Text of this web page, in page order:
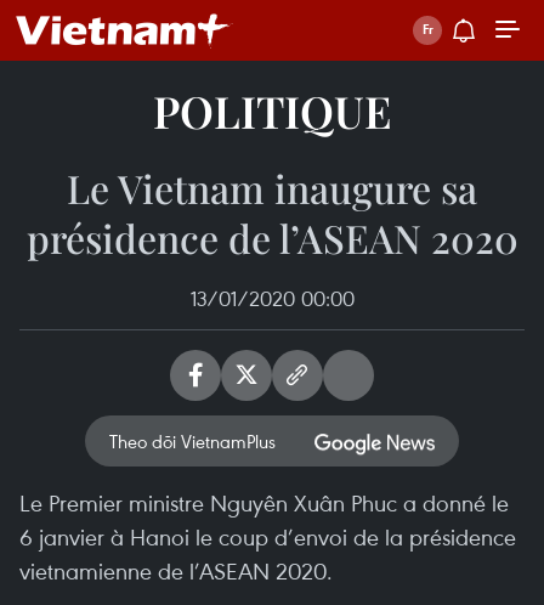
POLITIQUE
Le Vietnam inaugure sa
présidence de l’ASEAN 2020
13/01/2020 00:00
Theo dõi VietnamPlus
Le Premier ministre Nguyên Xuân Phuc a donné le
6 janvier à Hanoi le coup d’envoi de la présidence
vietnamienne de l’ASEAN 2020.